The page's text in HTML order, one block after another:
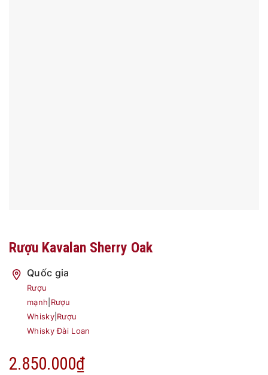
Rượu Kavalan Sherry Oak
Quốc gia
Rượu
mạnh Rượu
Whisky| Rượu
Whisky Đài Loan
2.850.000₫